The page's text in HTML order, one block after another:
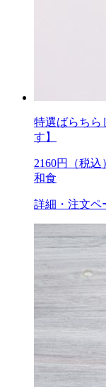
特選ばらちら
す】
2160円（税込
和食
詳細・注文ペ